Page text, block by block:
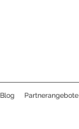
Blog Partnerangebote